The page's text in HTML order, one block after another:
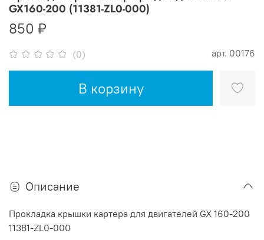
(0) арт. 00176
GX160-200 (11381-ZL0-000)
850 ₽
В корзину
Описание
Прокладка крышки картера для двигателей GX 160-200
11381-ZL0-000